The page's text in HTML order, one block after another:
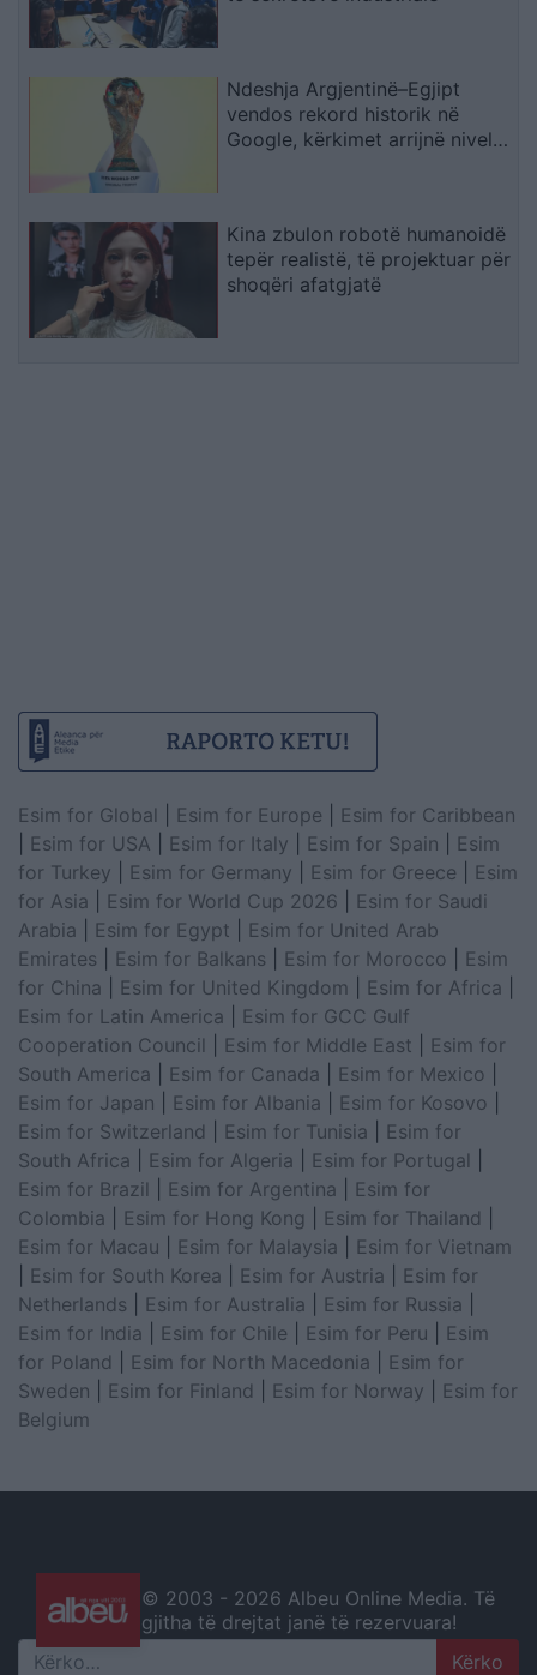
Ndeshja Argjentinë–Egjipt
vendos rekord historik në
Google, kërkimet arrijnë nivele
Kina zbulon robotë humanoidë
tepër realistë, të projektuar për
shoqëri afatgjatë
Esim for Global Esim for Europe
Esim for Caribbean
Esim for USA Esim for Italy Esim for Spain
Esim
for Turkey
Esim for Germany Esim for Greece
Esim
for Asia
Esim for World Cup 2026
Esim for Saudi
Arabia
Esim for Egypt
Esim for United Arab
Emirates
Esim for Balkans Esim for Morocco
Esim
for China
Esim for United Kingdom Esim for Africa
Esim for Latin America
Esim for GCC Gulf
Cooperation Council
Esim for Middle East
Esim for
South America
Esim for Canada Esim for Mexico
Esim for Japan
Esim for Albania Esim for Kosovo
Esim for Switzerland
Esim for Tunisia
Esim for
South Africa
Esim for Algeria Esim for Portugal
Esim for Brazil
Esim for Argentina
Esim for
Colombia
Esim for Hong Kong Esim for Thailand
Esim for Macau
Esim for Malaysia
Esim for Vietnam
Esim for South Korea Esim for Austria
Esim for
Netherlands
Esim for Australia Esim for Russia
Esim for India
Esim for Chile Esim for Peru
Esim
for Poland
Esim for North Macedonia
Esim for
Sweden
Esim for Finland Esim for Norway
Esim for
Belgium
© 2003 - 2026 Albeu Online Media. Të
gjitha të drejtat janë të rezervuara!